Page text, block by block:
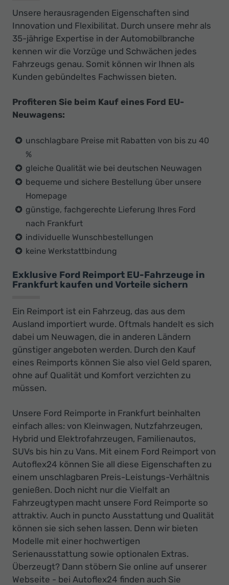
Unsere herausragenden Eigenschaften sind
Innovation und Flexibilitat. Durch unsere mehr als
35-jährige Expertise in der Automobilbranche
kennen wir die Vorzüge und Schwächen jedes
Fahrzeugs genau. Somit können wir Ihnen als
Kunden gebündeltes Fachwissen bieten.
Profiteren Sie beim Kauf eines Ford EU-
Neuwagens:
unschlagbare Preise mit Rabatten von bis zu 40
%
gleiche Qualität wie bei deutschen Neuwagen
bequeme und sichere Bestellung über unsere
Homepage
günstige, fachgerechte Lieferung Ihres Ford
nach Frankfurt
individuelle Wunschbestellungen
keine Werkstattbindung
Exklusive Ford Reimport EU-Fahrzeuge in
Frankfurt kaufen und Vorteile sichern
Ein Reimport ist ein Fahrzeug, das aus dem
Ausland importiert wurde. Oftmals handelt es sich
dabei um Neuwagen, die in anderen Ländern
günstiger angeboten werden. Durch den Kauf
eines Reimports können Sie also viel Geld sparen,
ohne auf Qualität und Komfort verzichten zu
müssen.
Unsere Ford Reimporte in Frankfurt beinhalten
einfach alles: von Kleinwagen, Nutzfahrzeugen,
Hybrid und Elektrofahrzeugen, Familienautos,
SUVs bis hin zu Vans. Mit einem Ford Reimport von
Autoflex24 können Sie all diese Eigenschaften zu
einem unschlagbaren Preis-Leistungs-Verhältnis
genießen. Doch nicht nur die Vielfalt an
Fahrzeugtypen macht unsere Ford Reimporte so
attraktiv. Auch in puncto Ausstattung und Qualität
können sie sich sehen lassen. Denn wir bieten
Modelle mit einer hochwertigen
Serienausstattung sowie optionalen Extras.
Überzeugt? Dann stöbern Sie online auf unserer
Webseite - bei Autoflex24 finden auch Sie